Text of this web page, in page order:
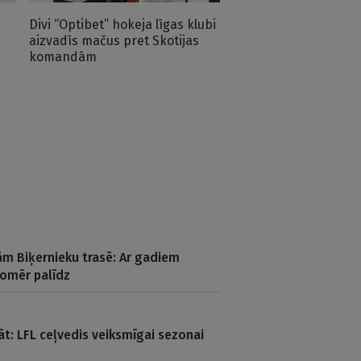
Divi “Optibet” hokeja līgas klubi
aizvadīs mačus pret Skotijas
komandām
Biķernieku trasē: Ar gadiem
palīdz
LFL ceļvedis veiksmīgai sezonai